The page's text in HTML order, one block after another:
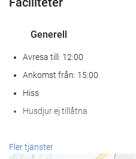
Generell
Avresa till: 12:00
Ankomst från: 15:00
Hiss
Husdjur ej tillåtna
Hälsa
Fler tjänster